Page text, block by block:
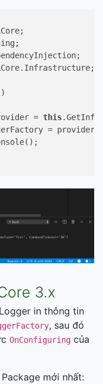
=
this
=
3.x
in thông tin
, sau đó
OnConfiguring của
mới nhất: